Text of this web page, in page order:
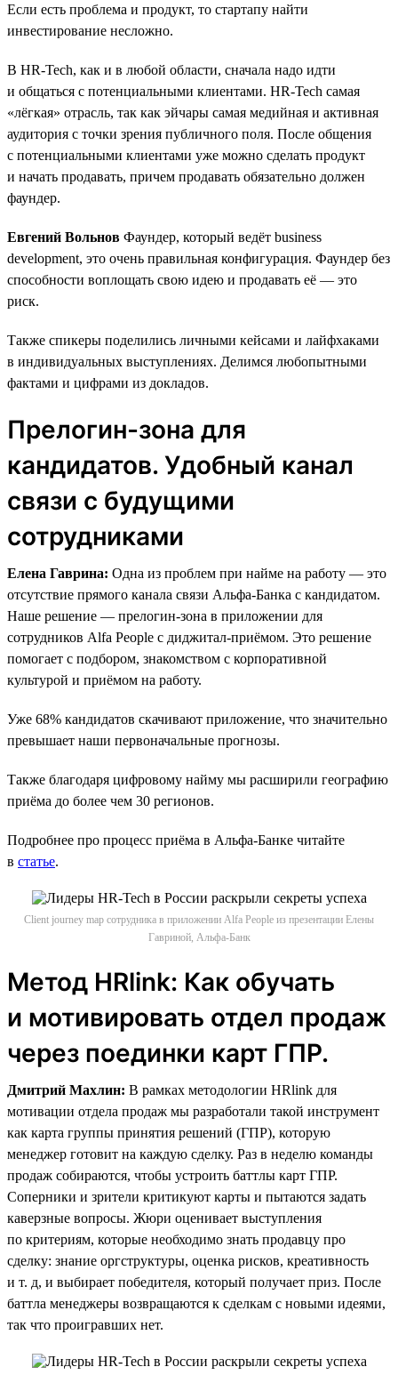
Если есть проблема и продукт, то стартапу найти
инвестирование несложно.
В HR-Tech, как и в любой области, сначала надо идти
и общаться с потенциальными клиентами. HR-Tech самая
«лёгкая» отрасль, так как эйчары самая медийная и активная
аудитория с точки зрения публичного поля. После общения
с потенциальными клиентами уже можно сделать продукт
и начать продавать, причем продавать обязательно должен
фаундер.
Евгений Вольнов Фаундер, который ведёт business
development, это очень правильная конфигурация. Фаундер без
способности воплощать свою идею и продавать её — это
риск.
Также спикеры поделились личными кейсами и лайфхаками
в индивидуальных выступлениях. Делимся любопытными
фактами и цифрами из докладов.
Прелогин-зона для
кандидатов. Удобный канал
связи с будущими
сотрудниками
Елена Гаврина: Одна из проблем при найме на работу — это
отсутствие прямого канала связи Альфа-Банка с кандидатом.
Наше решение — прелогин-зона в приложении для
сотрудников Alfa People с диджитал-приёмом. Это решение
помогает с подбором, знакомством с корпоративной
культурой и приёмом на работу.
Уже 68% кандидатов скачивают приложение, что значительно
превышает наши первоначальные прогнозы.
Также благодаря цифровому найму мы расширили географию
приёма до более чем 30 регионов.
Подробнее про процесс приёма в Альфа-Банке читайте
в статье.
Client journey map сотрудника в приложении Alfa People из презентации Елены
Гавриной, Альфа-Банк
Метод HRlink: Как обучать
и мотивировать отдел продаж
через поединки карт ГПР.
Дмитрий Махлин: В рамках методологии HRlink для
мотивации отдела продаж мы разработали такой инструмент
как карта группы принятия решений (ГПР), которую
менеджер готовит на каждую сделку. Раз в неделю команды
продаж собираются, чтобы устроить баттлы карт ГПР.
Соперники и зрители критикуют карты и пытаются задать
каверзные вопросы. Жюри оценивает выступления
по критериям, которые необходимо знать продавцу про
сделку: знание оргструктуры, оценка рисков, креативность
и т. д, и выбирает победителя, который получает приз. После
баттла менеджеры возвращаются к сделкам с новыми идеями,
так что проигравших нет.